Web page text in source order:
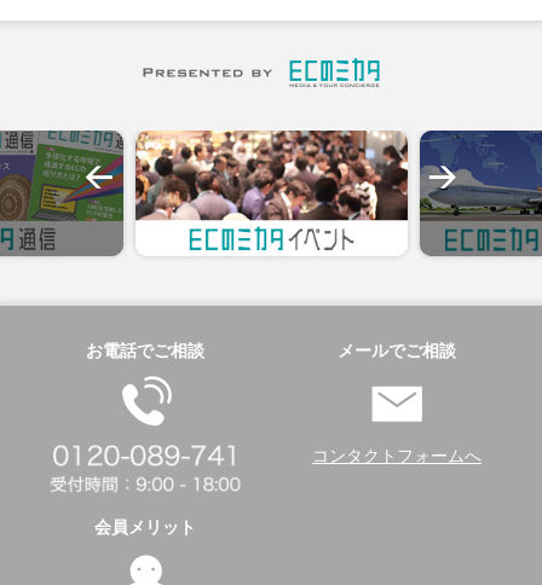
お電話でご相談 メールでご相談
コンタクトフォームへ
会員メリット